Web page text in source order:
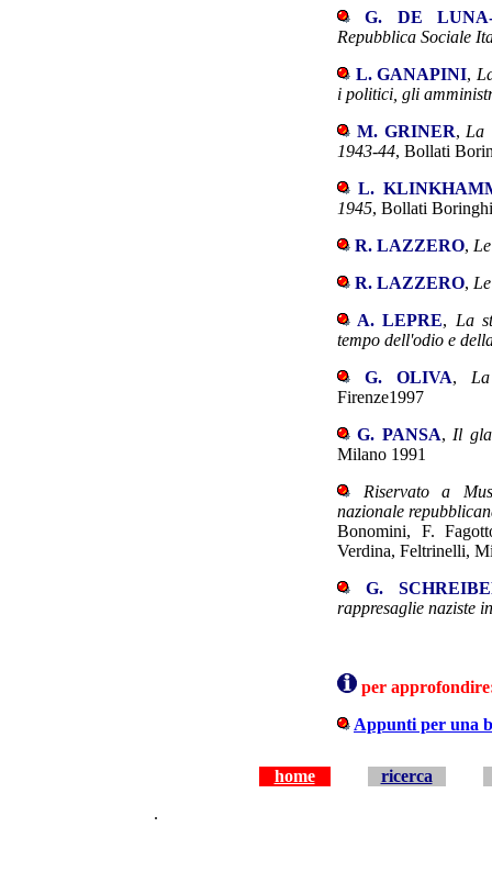
G. DE
Repubblica Sociale
L. GANAPINI,
i politici, gli
M. GRINER, La
1943-44, Bollati
L.
1945, Bollati
R. LAZZERO,
R. LAZZERO,
A. LEPRE, La
tempo dell'odio e
G. OLIVA,
Firenze1997
G. PANSA, Il
Milano 1991
Riservato a
nazionale
Bonomini, F.
Verdina, Feltrinelli,
G.
rappresaglie naziste
per
Appunti per una
home
ricerca
.